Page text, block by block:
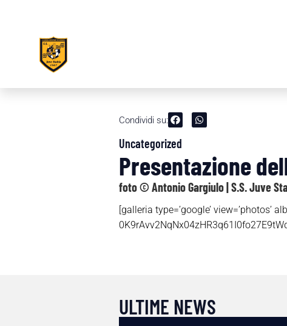
Condividi su:
Uncategorized
Presentazione
foto © Antonio Gargiulo | S.S. Juve
[galleria type=’google’ view=’photos’
ULTIME NEWS